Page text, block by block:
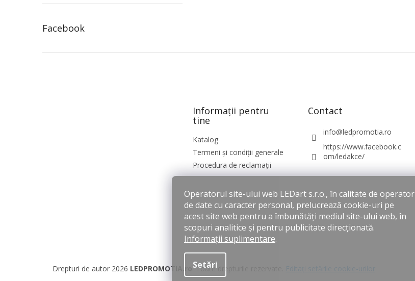
Operatorul site-ului web LEDart s.r.o., în calitate de operator
de date cu caracter personal, prelucrează cookie-uri pe
acest site web pentru a îmbunătăți mediul site-ului web, în
scopuri analitice și pentru publicitate direcționată.
Informații suplimentare.
Setări
Facebook
Informații pentru
tine
Katalog
Termeni și condiții generale
Procedura de reclamații
Contact
info@ledpromotia.ro
https://www.facebook.c
om/ledakce/
Drepturi de autor 2026 LEDPROMOTIA.ro . Toate drepturile rezervate.